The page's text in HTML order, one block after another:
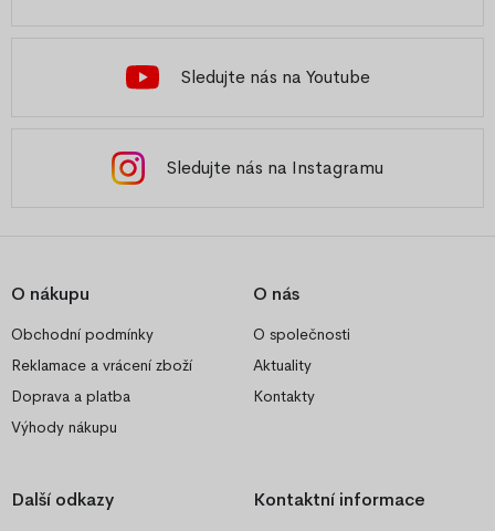
Sledujte nás na Youtube
Sledujte nás na Instagramu
O nákupu
Obchodní podmínky
Reklamace a vrácení zboží
Doprava a platba
Výhody nákupu
O nás
O společnosti
Aktuality
Kontakty
Další odkazy Kontaktní informace